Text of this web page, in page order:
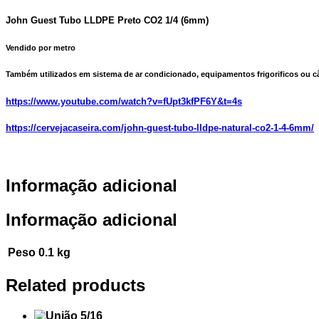
John Guest Tubo LLDPE Preto CO2 1/4 (6mm)
Vendido pormetro
Também utilizados em sistema de ar condicionado, equipamentos frigorificos ou
https://www.youtube.com/watch?v=fUpt3kfPF6Y&t=4s
https://cervejacaseira.com/john-guest-tubo-lldpe-natural-co2-1-4-6mm/
Informação adicional
Informação adicional
Peso 0.1 kg
Related products